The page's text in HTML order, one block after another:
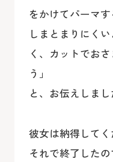
をかけてパーマ
しまとまりにく
く、カットでお
う」
と、お伝えしまし
彼女は納得して
それで終了した